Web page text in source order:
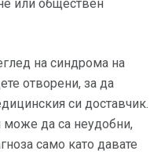
или обществен
на синдрома на
отворени, за да
си доставчик.
може да са неудобни,
само като давате